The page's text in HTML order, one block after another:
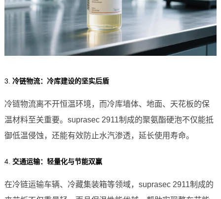
3. 冷链物流：冷库建设的坚实后盾
冷链物流离不开恒温环境，而冷库墙体、地面、天花板的保
温材料至关重要。suprasec 2911制成的聚氨酯硬泡不仅能抵
御低温侵蚀，还能有效防止水汽渗透，延长使用寿命。
4. 交通运输：轻量化与节能双赢
在冷链运输车辆、冷藏集装箱等领域，suprasec 2911制成的